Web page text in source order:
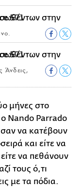
Άνδεις,
μήνες στο
Nando Parrado
να κατέβουν
και είτε να
να πεθάνουν
τους ό,τι
με τα πόδια.